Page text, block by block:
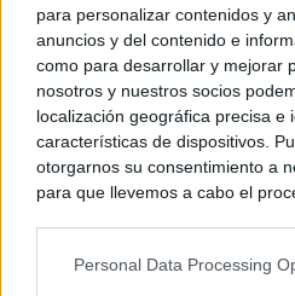
para personalizar contenidos y
anuncios y del contenido e
como para desarrollar y mejorar
nosotros y nuestros socios
localización geográfica precisa e
características de dispositivos.
otorgarnos su consentimiento a
para que llevemos a cabo el
negar su consentimiento. Tenga
Personal Data Processing